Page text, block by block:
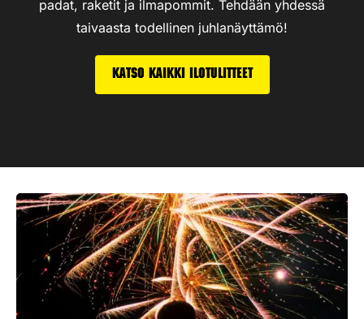
padat, raketit ja ilmapommit. Tehdään yhdessä
taivaasta todellinen juhlanäyttämö!
Katso kaikki ilotulitteet